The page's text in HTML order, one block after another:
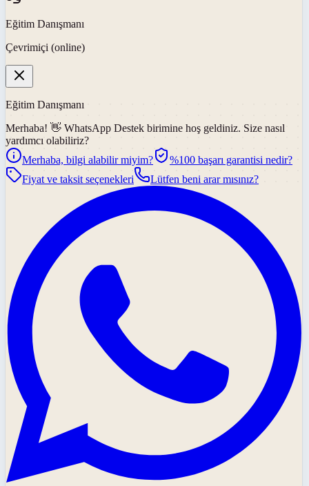
Eğitim Danışmanı
Çevrimiçi (online)
Eğitim Danışmanı
Merhaba! 👋 WhatsApp Destek birimine hoş geldiniz. Size nasıl
yardımcı olabiliriz?
Merhaba, bilgi alabilir miyim?
%100 başarı garantisi nedir?
Fiyat ve taksit seçenekleri
Lütfen beni arar mısınız?